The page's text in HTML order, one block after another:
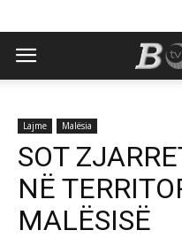
Lajme Malësia
SOT
NË
MALËSISË